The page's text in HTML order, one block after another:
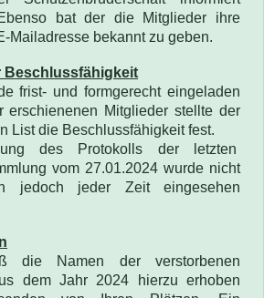
bat der die Mitglieder ihre
Mailadresse bekannt zu geben.
Beschlussfähigkeit
frist- und formgerecht eingeladen
erschienenen Mitglieder stellte der
List die Beschlussfähigkeit fest.
des Protokolls der letzten
vom 27.01.2024 wurde nicht
jedoch jeder Zeit eingesehen
die Namen der verstorbenen
dem Jahr 2024 hierzu erhoben